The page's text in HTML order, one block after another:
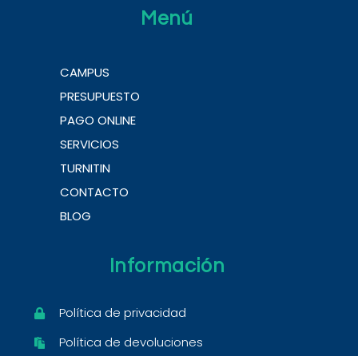
Menú
CAMPUS
PRESUPUESTO
PAGO ONLINE
SERVICIOS
TURNITIN
CONTACTO
BLOG
Información
Política de privacidad
Política de devoluciones